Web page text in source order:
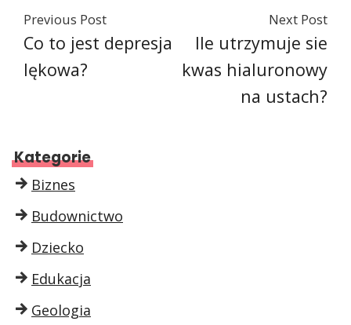
Previous Post
Co to jest depresja
lękowa?
Next Post
Ile utrzymuje sie
kwas hialuronowy
na ustach?
Kategorie
Biznes
Budownictwo
Dziecko
Edukacja
Geologia